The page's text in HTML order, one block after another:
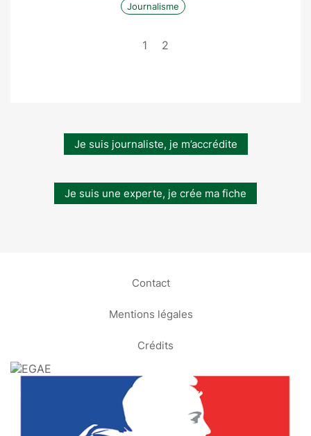
Journalisme
1 2
Je suis journaliste, je m’accrédite
Je suis une experte, je crée ma fiche
Contact
Mentions légales
Crédits